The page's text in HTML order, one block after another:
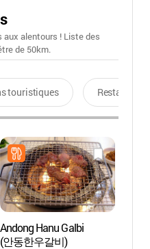
alentours ! Liste des
de 50km.
touristiques Restaurants
Andong Hanu Galbi
(안동한우갈비)